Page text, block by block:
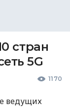
стран
5G
1170
ведущих